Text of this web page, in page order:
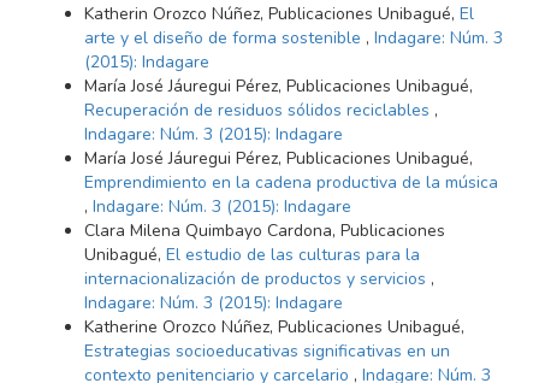
Katherin Orozco Núñez, Publicaciones Unibagué, El
arte y el diseño de forma sostenible , Indagare: Núm. 3
(2015): Indagare
María José Jáuregui Pérez, Publicaciones Unibagué,
Recuperación de residuos sólidos reciclables ,
Indagare: Núm. 3 (2015): Indagare
María José Jáuregui Pérez, Publicaciones Unibagué,
Emprendimiento en la cadena productiva de la música
, Indagare: Núm. 3 (2015): Indagare
Clara Milena Quimbayo Cardona, Publicaciones
Unibagué, El estudio de las culturas para la
internacionalización de productos y servicios ,
Indagare: Núm. 3 (2015): Indagare
Katherine Orozco Núñez, Publicaciones Unibagué,
Estrategias socioeducativas significativas en un
contexto penitenciario y carcelario , Indagare: Núm. 3